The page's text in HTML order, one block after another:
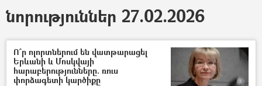
նորություններ 27.02.2026
Ո՞ր ոլորտներում են վատթարացել
Երևանի և Մոսկվայի
հարաբերությունները. ռուս
փորձագետի կարծիքը